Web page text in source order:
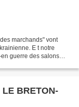
marchands" vont
E t notre
guerre des salons
BRETON-